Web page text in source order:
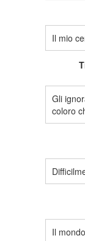
Il mio
Gli
coloro
Il